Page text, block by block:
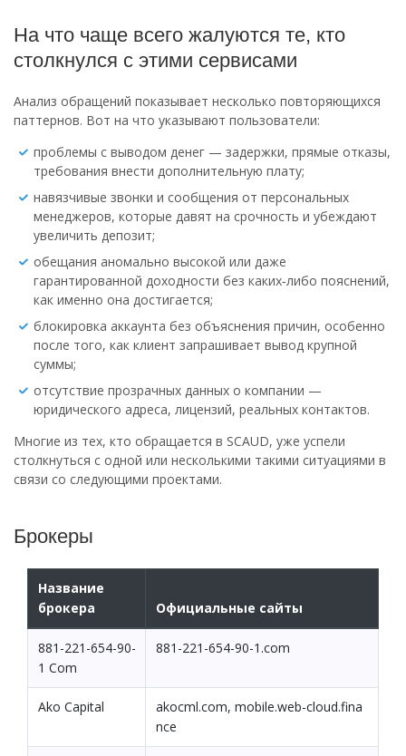
На что чаще всего жалуются те, кто
столкнулся с этими сервисами
Анализ обращений показывает несколько повторяющихся
паттернов. Вот на что указывают пользователи:
проблемы с выводом денег — задержки, прямые отказы,
требования внести дополнительную плату;
навязчивые звонки и сообщения от персональных
менеджеров, которые давят на срочность и убеждают
увеличить депозит;
обещания аномально высокой или даже
гарантированной доходности без каких‑либо пояснений,
как именно она достигается;
блокировка аккаунта без объяснения причин, особенно
после того, как клиент запрашивает вывод крупной
суммы;
отсутствие прозрачных данных о компании —
юридического адреса, лицензий, реальных контактов.
Многие из тех, кто обращается в SCAUD, уже успели
столкнуться с одной или несколькими такими ситуациями в
связи со следующими проектами.
Брокеры
Название
брокера
Официальные сайты
881-221-654-90-
1 Com
881-221-654-90-1.com
Ako Capital
akocml.com, mobile.web-cloud.fina
nce